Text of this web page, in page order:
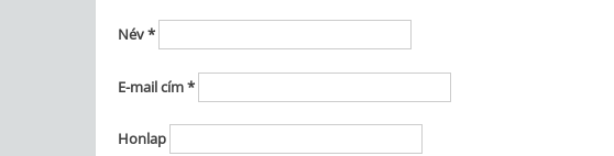
Név*
E-mail cím*
Honlap